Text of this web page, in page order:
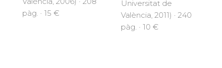
pàg. · 15 €
Universitat de
València, 2011) · 240
pàg. · 10 €